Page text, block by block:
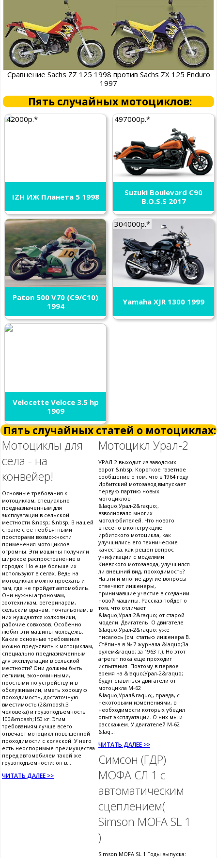
Сравнение Sachs ZZ 125 1998 против Sachs ZX 125 Enduro
1997
Пять случайных мотоциклов:
42000р.*
IZH ИЖ Планета 5 1998
497000р.*
Suzuki Boulevard C90
B.O.S.S 2017
Paton 500 V70 (C9/C10)
1994
304000р.*
Yamaha XJR 1300 1999
Velocette Veloce 3.5 hp
1909
Пять случайных статей о мотоциклах:
Мотоциклы для
села - на
конвейер!
Основные требования к
мотоциклам, специально
предназначенным для
эксплуатации в сельской
местности &nbsp; &nbsp; В нашей
стране с ее необъятными
просторами возможности
применения мотоциклов
огромны. Эти машины получили
широкое распространение в
городах. Но еще больше их
используют в селах. Ведь на
мотоциклах можно проехать и
там, где не пройдет автомобиль.
Они нужны агрономам,
зоотехникам, ветеринарам,
сельским врачам, почтальонам, в
них нуждаются колхозники,
рабочие совхозов. Особенно
любит эти машины молодежь.
Какие основные требования
можно предъявить к мотоциклам,
специально предназначенным
для эксплуатации в сельской
местности? Они должны быть
легкими, экономичными,
простыми по устройству и в
обслуживании, иметь хорошую
проходимость, достаточную
вместимость (2&mdash;3
человека) и грузоподъемность
100&mdash;150 кг. Этим
требованиям лучше всего
отвечает мотоцикл повышенной
проходимости с коляской. У него
есть неоспоримые преимущества
перед автомобилем такой же
грузоподъемности: он в...
ЧИТАТЬ ДАЛЕЕ >>
Мотоцикл Урал-2
УРАЛ-2 выходит из заводских
ворот &nbsp; Короткое газетное
сообщение о том, что в 1964 году
Ирбитский мотозавод выпускает
первую партию новых
мотоциклов
&laquo;Урал-2&raquo;,
взволновало многих
мотолюбителей. Что нового
внесено в конструкцию
ирбитского мотоцикла, как
улучшились его технические
качества, как решен вопрос
унификации с моделями
Киевского мотозавода, улучшился
ли внешний вид, проходимость?
На эти и многие другие вопросы
отвечают инженеры,
принимавшие участие в создании
новой машины. Рассказ пойдет о
том, что отличает
&laquo;Урал-2&raquo; от старой
модели. Двигатель. О двигателе
&laquo;Урал-2&raquo; уже
писалось (см. статью инженера В.
Стёпина в № 7 журнала &laquo;За
рулем&raquo; за 1963 г.). Но этот
агрегат пока еще проходит
испытания. Поэтому в первое
время на &laquo;Урал-2&raquo;
будут ставиться двигатели от
мотоцикла М-62
&laquo;Урал&raquo;, правда, с
некоторыми изменениями, в
необходимости которых убедил
опыт эксплуатации. О них мы и
расскажем. У двигателей М-62
&laq...
ЧИТАТЬ ДАЛЕЕ >>
Симсон (ГДР)
МОФА СЛ 1 с
автоматическим
сцеплением(
Simson MOFA SL 1
)
Simson MOFA SL 1 Годы выпуска: